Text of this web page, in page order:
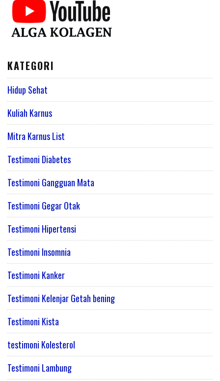
KATEGORI
Hidup Sehat
Kuliah Karnus
Mitra Karnus List
Testimoni Diabetes
Testimoni Gangguan Mata
Testimoni Gegar Otak
Testimoni Hipertensi
Testimoni Insomnia
Testimoni Kanker
Testimoni Kelenjar Getah bening
Testimoni Kista
testimoni Kolesterol
Testimoni Lambung